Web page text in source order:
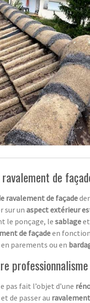
de
ravalement de façade
sur un aspect extérieur
le ponçage, le sablage
de façadeen
en parements ou en
pas fait l’objet d’une
et de passer au